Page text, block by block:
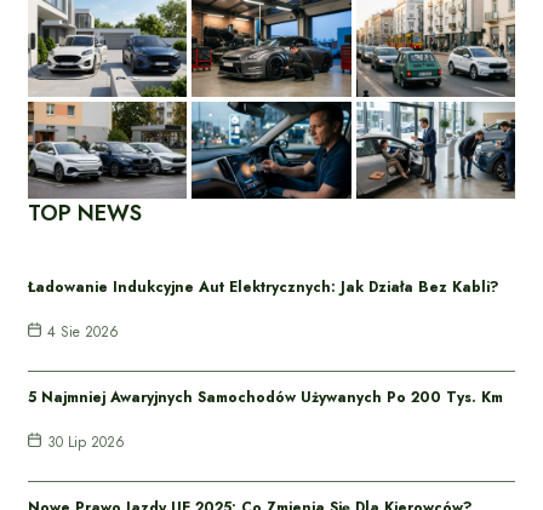
TOP NEWS
Ładowanie Indukcyjne Aut Elektrycznych: Jak Działa Bez Kabli?
4 Sie 2026
5 Najmniej Awaryjnych Samochodów Używanych Po 200 Tys. Km
30 Lip 2026